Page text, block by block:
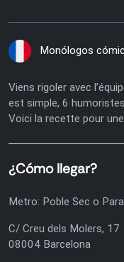
Monólogos
Viens rigoler avec
est simple, 6
Voici la recette pour
¿Cómo llegar?
Metro: Poble Sec o
C/ Creu dels Molers, 17
08004 Barcelona